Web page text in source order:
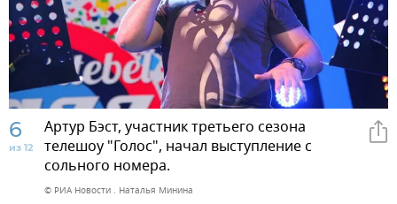
6
из 12
Артур Бэст, участник третьего сезона
телешоу "Голос", начал выступление с
сольного номера.
© РИА Новости . Наталья Минина